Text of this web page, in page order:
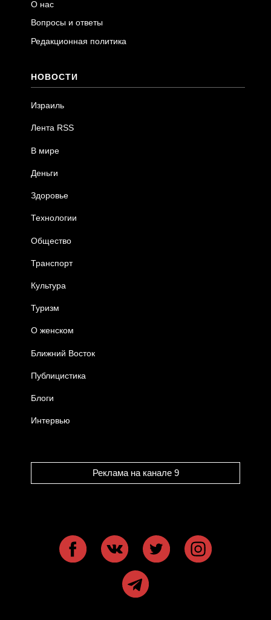
О нас
Вопросы и ответы
Редакционная политика
НОВОСТИ
Израиль
Лента RSS
В мире
Деньги
Здоровье
Технологии
Общество
Транспорт
Культура
Туризм
О женском
Ближний Восток
Публицистика
Блоги
Интервью
Реклама на канале 9